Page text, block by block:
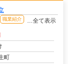
職業紹介 …全て表示
町